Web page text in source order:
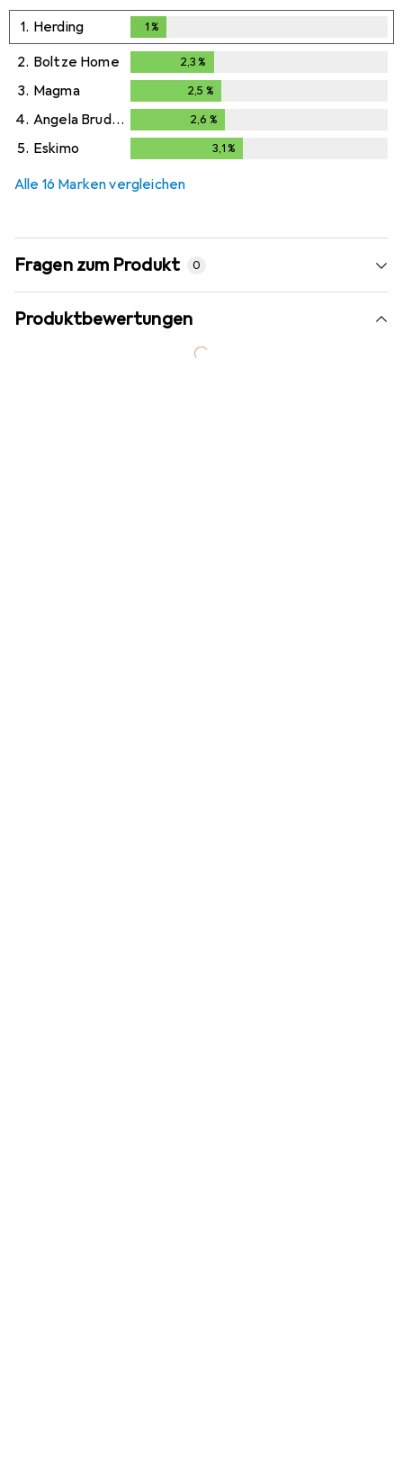
1. Herding 1 %
2. Boltze Home 2,3 %
3. Magma 2,5 %
4. Angela Bruderer 2,6 %
5. Eskimo 3,1 %
Alle 16 Marken vergleichen
Fragen zum Produkt 0
Produktbewertungen